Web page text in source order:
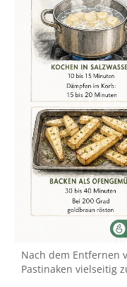
Nach dem Entfernen
Pastinaken vielseitig